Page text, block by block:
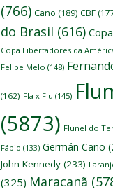
(766) Cano (189) CBF
do Brasil (616)
Copa Libertadores da
Felipe Melo (148)
(162) Fla x Flu (145)
(5873) Flunel do
Fábio (133) Germán Cano
John Kennedy (233)
(325) Maracanã